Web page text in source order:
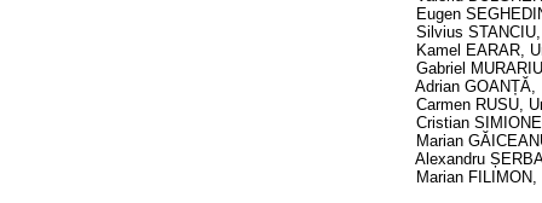
Eugen
Silvius STANCIU,
Kamel EARAR,
Gabriel MURARIU,
Adrian GOANȚĂ,
Carmen RUSU,
Cristian
Marian
Alexandru
Marian FILIMON,